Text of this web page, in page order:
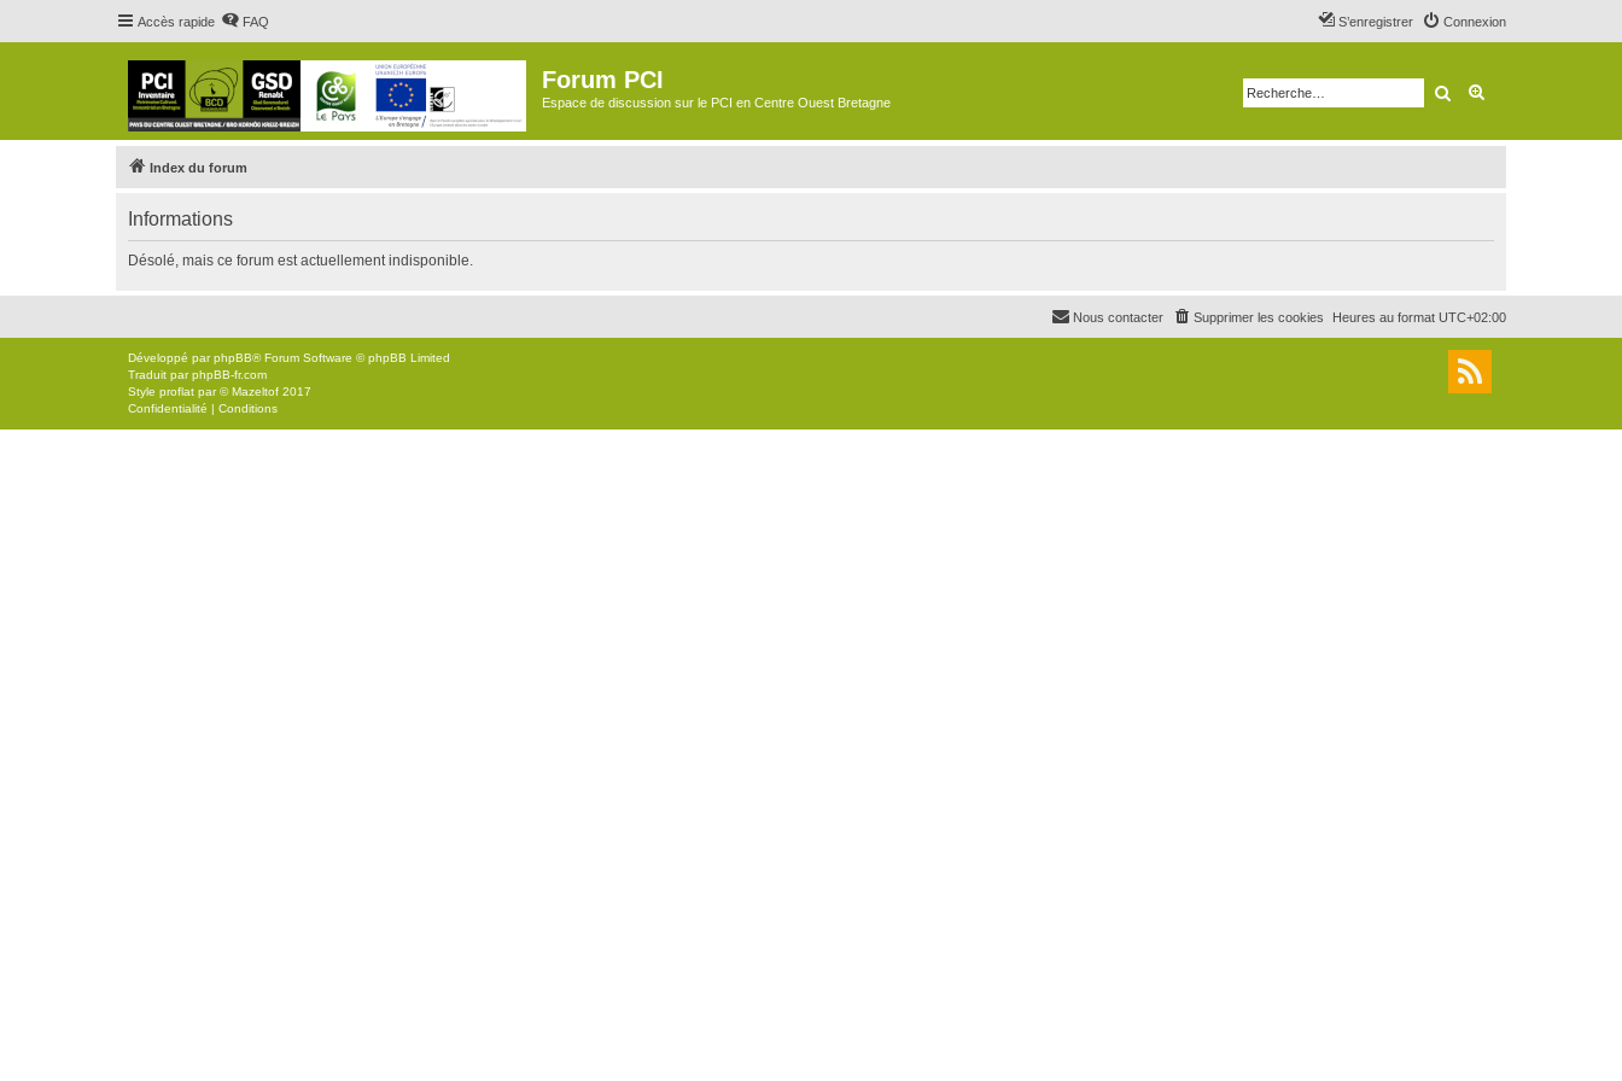
Accès rapide FAQ Connexion
S’enregistrer
Forum PCI
Espace de discussion sur le PCI en Centre Ouest Bretagne Rechercher
Index du forum
Informations
Désolé, mais ce forum est actuellement indisponible.
Heures au format UTC+02:00
Supprimer les cookies
Nous contacter
Développé parphpBB® Forum Software © phpBB Limited
Traduit parphpBB-fr.com
Style proflat par ©Mazeltof 2017
Confidentialité | Conditions